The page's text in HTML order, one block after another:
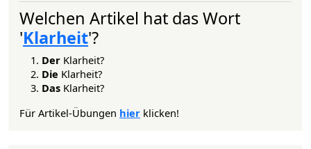
Welchen Artikel hat das Wort
'Klarheit'?
Der Klarheit?
Die Klarheit?
Das Klarheit?
Für Artikel-Übungen hier klicken!